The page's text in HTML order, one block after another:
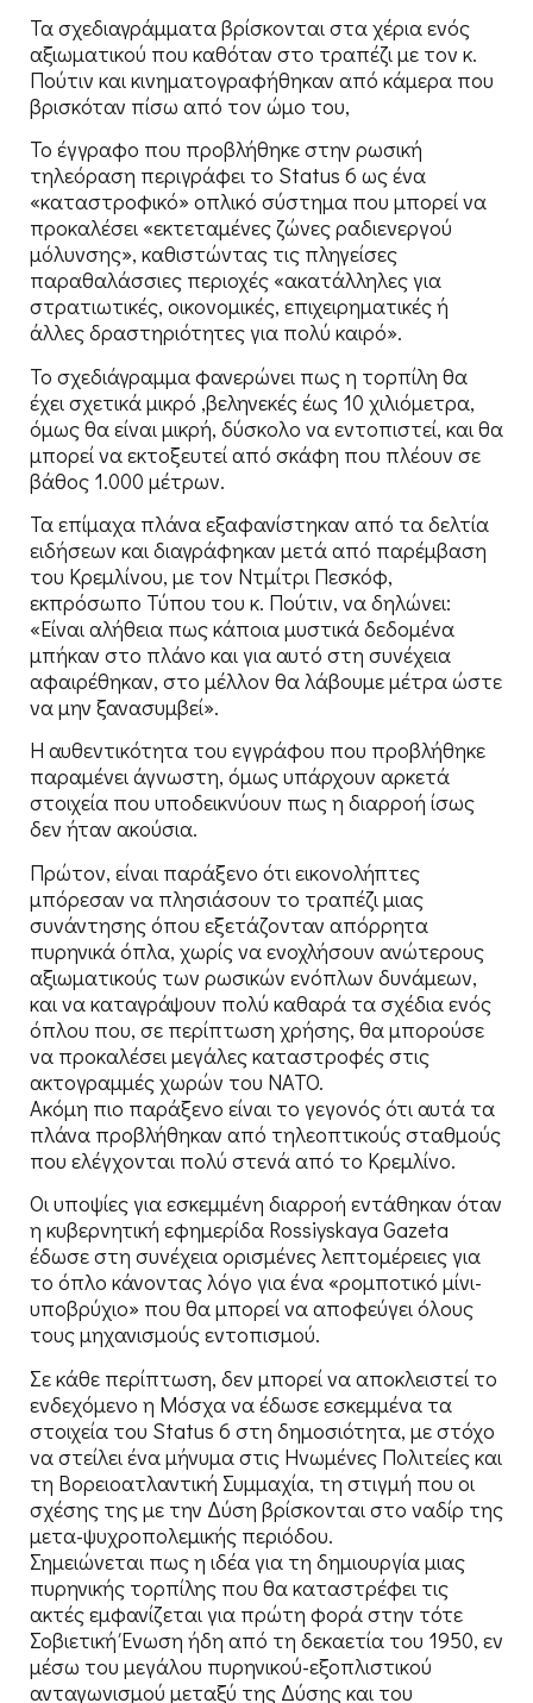
Τα σχεδιαγράμματα βρίσκονται στα χέρια ενός
αξιωματικού που καθόταν στο τραπέζι με τον κ.
Πούτιν και κινηματογραφήθηκαν από κάμερα που
βρισκόταν πίσω από τον ώμο του,
Το έγγραφο που προβλήθηκε στην ρωσική
τηλεόραση περιγράφει το Status 6 ως ένα
«καταστροφικό» οπλικό σύστημα που μπορεί να
προκαλέσει «εκτεταμένες ζώνες ραδιενεργού
μόλυνσης», καθιστώντας τις πληγείσες
παραθαλάσσιες περιοχές «ακατάλληλες για
στρατιωτικές, οικονομικές, επιχειρηματικές ή
άλλες δραστηριότητες για πολύ καιρό».
Το σχεδιάγραμμα φανερώνει πως η τορπίλη θα
έχει σχετικά μικρό ,βεληνεκές έως 10 χιλιόμετρα,
όμως θα είναι μικρή, δύσκολο να εντοπιστεί, και θα
μπορεί να εκτοξευτεί από σκάφη που πλέουν σε
βάθος 1.000 μέτρων.
Τα επίμαχα πλάνα εξαφανίστηκαν από τα δελτία
ειδήσεων και διαγράφηκαν μετά από παρέμβαση
του Κρεμλίνου, με τον Ντμίτρι Πεσκόφ,
εκπρόσωπο Τύπου του κ. Πούτιν, να δηλώνει:
«Είναι αλήθεια πως κάποια μυστικά δεδομένα
μπήκαν στο πλάνο και για αυτό στη συνέχεια
αφαιρέθηκαν, στο μέλλον θα λάβουμε μέτρα ώστε
να μην ξανασυμβεί».
Η αυθεντικότητα του εγγράφου που προβλήθηκε
παραμένει άγνωστη, όμως υπάρχουν αρκετά
στοιχεία που υποδεικνύουν πως η διαρροή ίσως
δεν ήταν ακούσια.
Πρώτον, είναι παράξενο ότι εικονολήπτες
μπόρεσαν να πλησιάσουν το τραπέζι μιας
συνάντησης όπου εξετάζονταν απόρρητα
πυρηνικά όπλα, χωρίς να ενοχλήσουν ανώτερους
αξιωματικούς των ρωσικών ενόπλων δυνάμεων,
και να καταγράψουν πολύ καθαρά τα σχέδια ενός
όπλου που, σε περίπτωση χρήσης, θα μπορούσε
να προκαλέσει μεγάλες καταστροφές στις
ακτογραμμές χωρών του NATO.
Ακόμη πιο παράξενο είναι το γεγονός ότι αυτά τα
πλάνα προβλήθηκαν από τηλεοπτικούς σταθμούς
που ελέγχονται πολύ στενά από το Κρεμλίνο.
Οι υποψίες για εσκεμμένη διαρροή εντάθηκαν όταν
η κυβερνητική εφημερίδα Rossiyskaya Gazeta
έδωσε στη συνέχεια ορισμένες λεπτομέρειες για
το όπλο κάνοντας λόγο για ένα «ρομποτικό μίνι-
υποβρύχιο» που θα μπορεί να αποφεύγει όλους
τους μηχανισμούς εντοπισμού.
Σε κάθε περίπτωση, δεν μπορεί να αποκλειστεί το
ενδεχόμενο η Μόσχα να έδωσε εσκεμμένα τα
στοιχεία του Status 6 στη δημοσιότητα, με στόχο
να στείλει ένα μήνυμα στις Ηνωμένες Πολιτείες και
τη Βορειοατλαντική Συμμαχία, τη στιγμή που οι
σχέσης της με την Δύση βρίσκονται στο ναδίρ της
μετα-ψυχροπολεμικής περιόδου.
Σημειώνεται πως η ιδέα για τη δημιουργία μιας
πυρηνικής τορπίλης που θα καταστρέφει τις
ακτές εμφανίζεται για πρώτη φορά στην τότε
Σοβιετική Ένωση ήδη από τη δεκαετία του 1950, εν
μέσω του μεγάλου πυρηνικού-εξοπλιστικού
ανταγωνισμού μεταξύ της Δύσης και του